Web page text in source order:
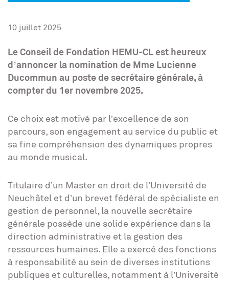
10 juillet 2025
Le Conseil de Fondation HEMU-CL est heureux
d’annoncer la nomination de Mme Lucienne
Ducommun au poste de secrétaire générale, à
compter du 1er novembre 2025.
Ce choix est motivé par l’excellence de son
parcours, son engagement au service du public et
sa fine compréhension des dynamiques propres
au monde musical.
Titulaire d’un Master en droit de l’Université de
Neuchâtel et d’un brevet fédéral de spécialiste en
gestion de personnel, la nouvelle secrétaire
générale possède une solide expérience dans la
direction administrative et la gestion des
ressources humaines. Elle a exercé des fonctions
à responsabilité au sein de diverses institutions
publiques et culturelles, notamment à l’Université